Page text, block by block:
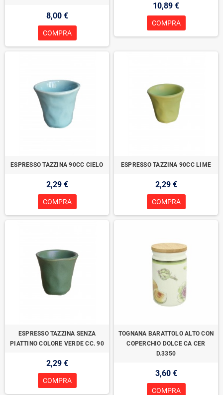
8,00 €
COMPRA
10,89 €
COMPRA
ESPRESSO TAZZINA 90CC CIELO
2,29 €
COMPRA
ESPRESSO TAZZINA 90CC LIME
2,29 €
COMPRA
ESPRESSO TAZZINA SENZA
PIATTINO COLORE VERDE CC. 90
2,29 €
COMPRA
TOGNANA BARATTOLO ALTO CON
COPERCHIO DOLCE CA CER
D.3350
3,60 €
COMPRA